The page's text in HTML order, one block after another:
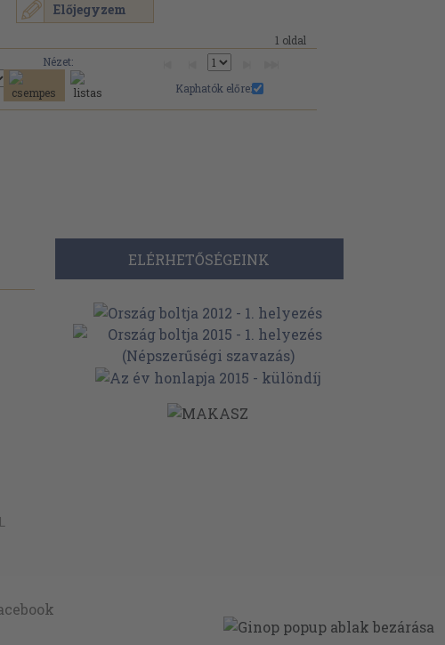
Előjegyzem
1 oldal
Nézet:
Kaphatók előre:
ELÉRHETŐSÉGEINK